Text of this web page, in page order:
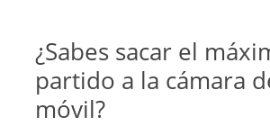
¿Sabes sacar el
partido a la cámara
móvil?